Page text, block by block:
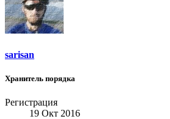
sarisan
Хранитель порядка
Регистрация
19 Окт 2016